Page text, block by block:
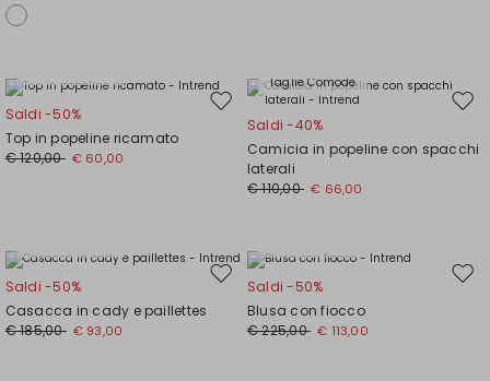
Sposta
nella
wishlist
Saldi -50%
Top in popeline ricamato
€ 120,00 € 60,00
Taglie Comode
Saldi -40%
Camicia in popeline con spacchi
laterali
€ 110,00 € 66,00
Sposta
nella
wishlist
Saldi -50%
Casacca in cady e paillettes
€ 185,00 € 93,00
Saldi -50%
Blusa con fiocco
€ 225,00 € 113,00